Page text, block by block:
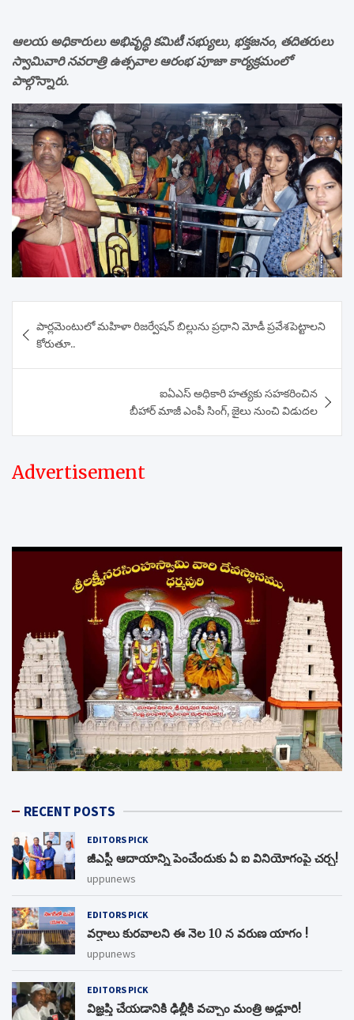
ఆలయ అధికారులు అభివృద్ధి కమిటీ సభ్యులు, భక్తజనం, తదితరులు
స్వామివారి నవరాత్రి ఉత్సవాల ఆరంభ పూజా కార్యక్రమంలో
పాల్గొన్నారు.
navigation
పార్లమెంటులో మహిళా రిజర్వేషన్ బిల్లును ప్రధాని మోడీ ప్రవేశపెట్టాలని
కోరుతూ..
ఐఏఎస్ అధికారి హత్యకు సహకరించిన
బీహార్ మాజీ ఎంపీ సింగ్, జైలు నుంచి విడుదల
Advertisement
RECENT POSTS
EDITORS PICK
జీఎస్టీ ఆదాయాన్ని పెంచేందుకు ఏ ఐ వినియోగంపై చర్చ!
uppunews
EDITORS PICK
వర్షాలు కురవాలని ఈ నెల 10 న వరుణ యాగం !
uppunews
EDITORS PICK
విజ్ఞప్తి చేయడానికి ఢిల్లీకి వచ్చాం మంత్రి అడ్లూరి!